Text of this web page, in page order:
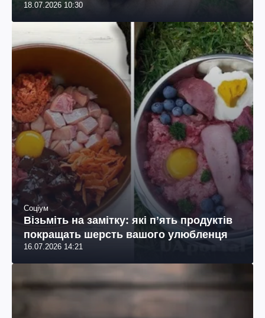
18.07.2026 10:30
Соціум
Візьміть на замітку: які пʼять продуктів
покращать шерсть вашого улюбленця
16.07.2026 14:21